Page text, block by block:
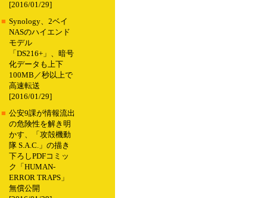
[2016/01/29]
■ Synology、2ベイ
NASのハイエンド
モデル
「DS216+」、暗号
化データも上下
100MB／秒以上で
高速転送
[2016/01/29]
■ 公安9課が情報流出
の危険性を解き明
かす、「攻殻機動
隊 S.A.C.」の描き
下ろしPDFコミッ
ク「HUMAN-
ERROR TRAPS」
無償公開